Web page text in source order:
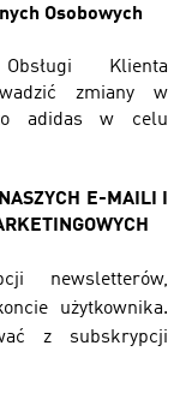
Osobowych
Klienta
zmiany w
adidas w celu
E-MAILI I
newsletterów,
użytkownika.
z subskrypcji